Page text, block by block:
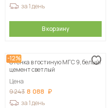
за 1 день
В корзину
-12%
Стенка в гостиную МГС 9, белый/
цемент светлый
Цена
9 243 8 088
за 1 день